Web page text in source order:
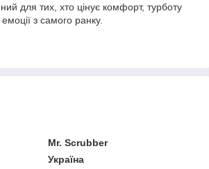
для тих, хто цінує комфорт, турботу
з самого ранку.
Mr. Scrubber
Україна